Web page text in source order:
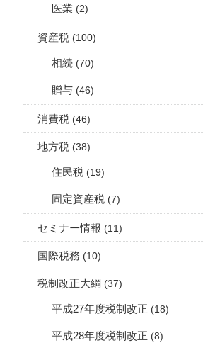
医業 (2)
資産税 (100)
相続 (70)
贈与 (46)
消費税 (46)
地方税 (38)
住民税 (19)
固定資産税 (7)
セミナー情報 (11)
国際税務 (10)
税制改正大綱 (37)
平成27年度税制改正 (18)
平成28年度税制改正 (8)